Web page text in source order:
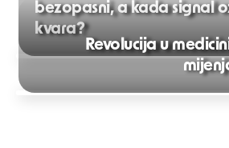
Post
navigation
bezopasni, a kada signal
kvara?
Revolucija u